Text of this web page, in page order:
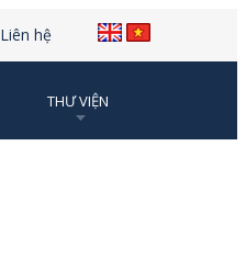
Liên hệ
THƯ VIỆN